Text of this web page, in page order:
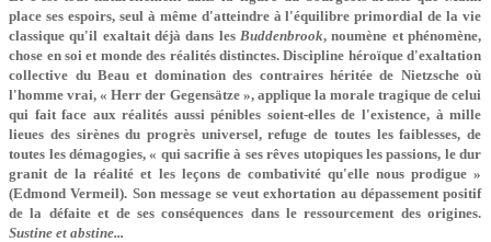
place ses espoirs, seul à même d'atteindre à l'équilibre primordial de la vie
classique qu'il exaltait déjà dans les Buddenbrook, noumène et phénomène,
chose en soi et monde des réalités distinctes. Discipline héroïque d'exaltation
collective du Beau et domination des contraires héritée de Nietzsche où
l'homme vrai, « Herr der Gegensätze », applique la morale tragique de celui
qui fait face aux réalités aussi pénibles soient-elles de l'existence, à mille
lieues des sirènes du progrès universel, refuge de toutes les faiblesses, de
toutes les démagogies, « qui sacrifie à ses rêves utopiques les passions, le dur
granit de la réalité et les leçons de combativité qu'elle nous prodigue »
(Edmond Vermeil). Son message se veut exhortation au dépassement positif
de la défaite et de ses conséquences dans le ressourcement des origines.
Sustine et abstine...